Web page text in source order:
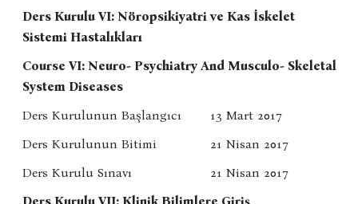
Ders Kurulu VI: Nöropsikiyatri ve Kas İskelet
Sistemi Hastalıkları
Course VI: Neuro- Psychiatry And Musculo- Skeletal
System Diseases
Ders Kurulunun Başlangıcı
13 Mart 2017
Ders Kurulunun Bitimi
21 Nisan 2017
Ders Kurulu Sınavı
21 Nisan 2017
Ders Kurulu VII: Klinik Bilimlere Giriş